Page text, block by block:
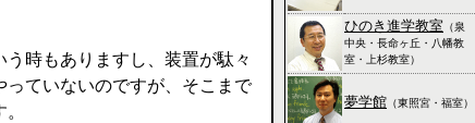
時もありますし、装置が駄々
ていないのですが、そこまで
ひのき進学教室 （泉
中央・長命ヶ丘・八幡教
室・上杉教室）
夢学館 （東照宮・福室）